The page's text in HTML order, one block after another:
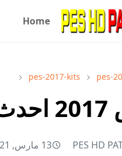
Home
pes-
pes-2017-kits
PES HD 13 مارس, 2021